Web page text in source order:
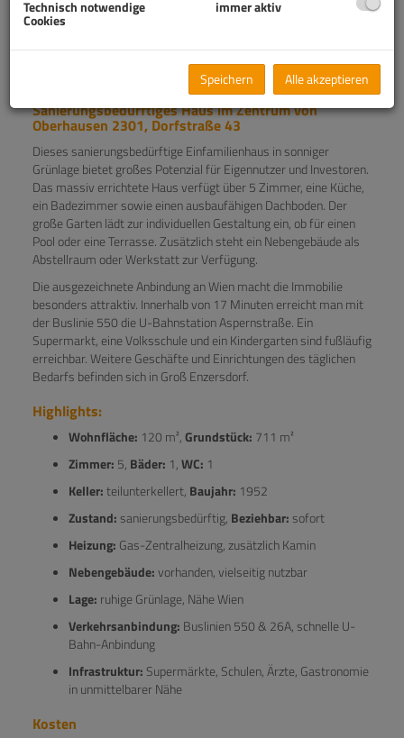
Beschreibung
Sanierungsbedürftiges Haus im Zentrum von
Oberhausen 2301, Dorfstraße 43
Dieses sanierungsbedürftige Einfamilienhaus in sonniger
Grünlage bietet großes Potenzial für Eigennutzer und Investoren.
Das massiv errichtete Haus verfügt über 5 Zimmer, eine Küche,
ein Badezimmer sowie einen ausbaufähigen Dachboden. Der
große Garten lädt zur individuellen Gestaltung ein, ob für einen
Pool oder eine Terrasse. Zusätzlich steht ein Nebengebäude als
Abstellraum oder Werkstatt zur Verfügung.
Die ausgezeichnete Anbindung an Wien macht die Immobilie
besonders attraktiv. Innerhalb von 17 Minuten erreicht man mit
der Buslinie 550 die U-Bahnstation Aspernstraße. Ein
Supermarkt, eine Volksschule und ein Kindergarten sind fußläufig
erreichbar. Weitere Geschäfte und Einrichtungen des täglichen
Bedarfs befinden sich in Groß Enzersdorf.
Highlights:
Wohnfläche: 120 m²,Grundstück: 711 m²
Zimmer: 5, Bäder: 1,WC: 1
Keller:teilunterkellert, Baujahr: 1952
Zustand: sanierungsbedürftig, Beziehbar: sofort
Heizung: Gas-Zentralheizung, zusätzlich Kamin
Nebengebäude:vorhanden, vielseitig nutzbar
Lage: ruhige Grünlage, Nähe Wien
Verkehrsanbindung: Buslinien 550 & 26A, schnelle U-
Bahn-Anbindung
Infrastruktur: Supermärkte, Schulen, Ärzte, Gastronomie
in unmittelbarer Nähe
Kosten
Technisch notwendige
Cookies
immer aktiv
Speichern Alle akzeptieren